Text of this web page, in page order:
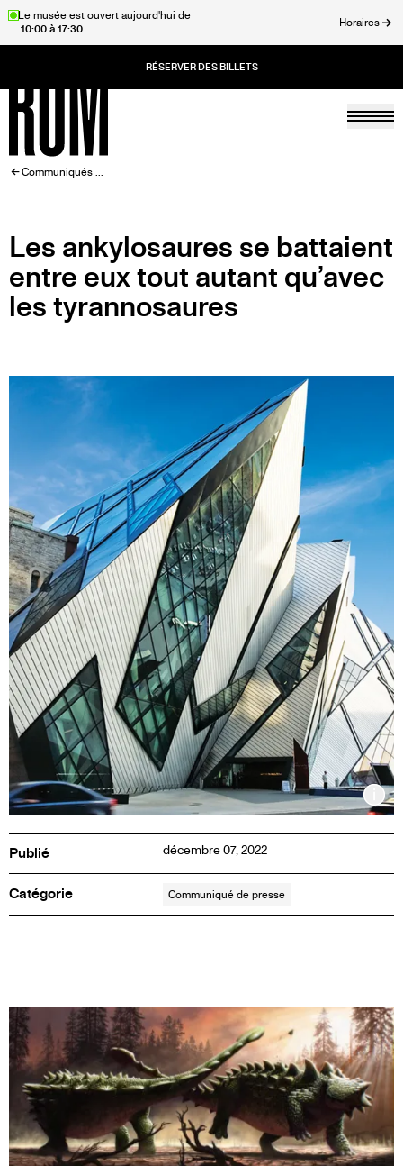
AllerLe musée est ouvert aujourd'hui de
10:00 à 17:30
Horaires
Accueil
FIL
D'ARIANE
Communiqués ...
Les ankylosaures se battaient
entre eux tout autant qu’avec
les tyrannosaures
Publié décembre 07, 2022
Catégorie Communiqué de presse
PRESS
RELEASE